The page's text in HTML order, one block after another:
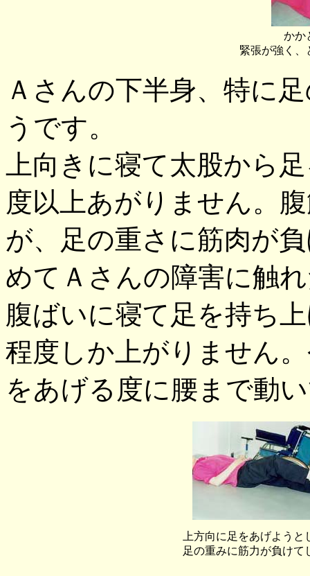
かか
緊張が強く、
Ａさんの下半身、特に
うです。
上向きに寝て太股から
度以上あがりません。
が、足の重さに筋肉が
めてＡさんの障害に触
腹ばいに寝て足を持ち
程度しか上がりません
をあげる度に腰まで動
上方向に足をあげようと
足の重みに筋力が負けて